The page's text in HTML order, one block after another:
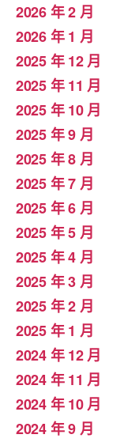
2026 年 2 月
2026 年 1 月
2025 年 12 月
2025 年 11 月
2025 年 10 月
2025 年 9 月
2025 年 8 月
2025 年 7 月
2025 年 6 月
2025 年 5 月
2025 年 4 月
2025 年 3 月
2025 年 2 月
2025 年 1 月
2024 年 12 月
2024 年 11 月
2024 年 10 月
2024 年 9 月